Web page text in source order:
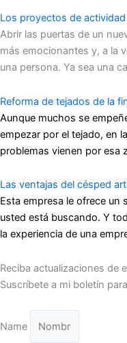
Los proyectos de actividad
Abrir las puertas de un
más emocionantes y, a la
una persona. Ya sea una
Reforma de tejados de la
Aunque muchos se
empezar por el tejado, en
problemas vienen por esa
Las ventajas del césped
Esta empresa le ofrece un
usted está buscando. Y
la experiencia de una
Reciba actualizaciones de
Suscríbete a mi boletín
Name